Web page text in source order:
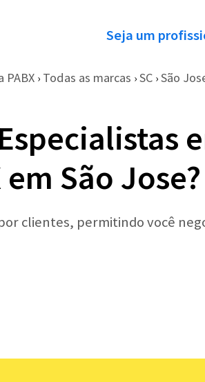
Seja um
PABX › Todas as marcas › SC › São
São Jose?
clientes, permitindo você